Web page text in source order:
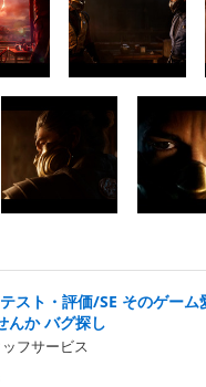
スト・評価/SE そのゲーム
んか バグ探し
フサービス